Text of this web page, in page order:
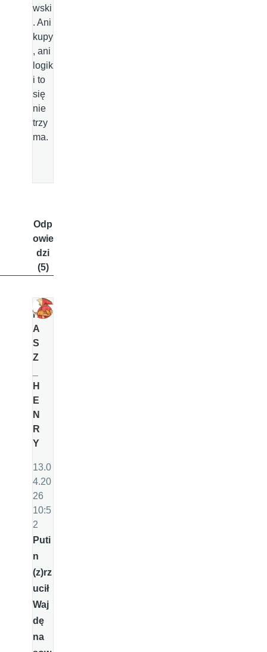
wski
. Ani
kupy
, ani
logik
i to
się
nie
trzy
ma.
Odp
owie
dzi
(5)
N
A
S
Z
H
E
N
R
Y
13.0
4.20
26
10:5
2
Puti
n
(z)rz
ucił
Waj
dę
na